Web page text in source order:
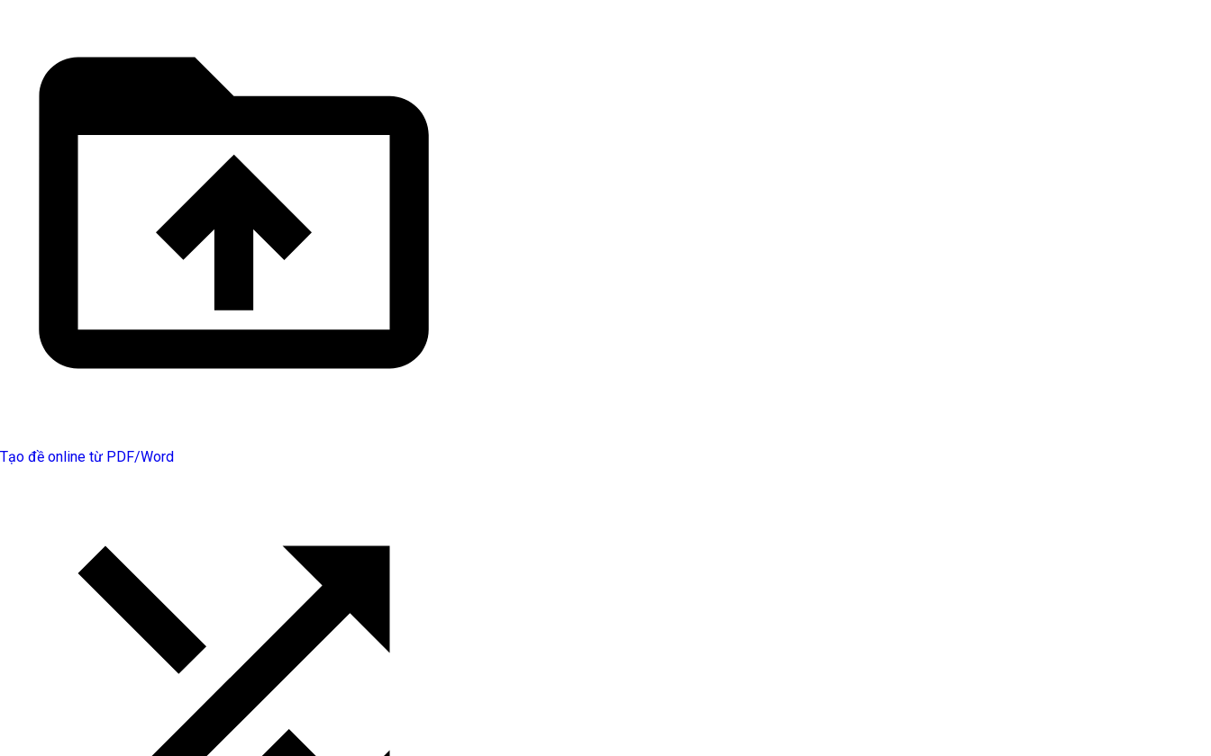
Tạo đề online từ PDF/Word